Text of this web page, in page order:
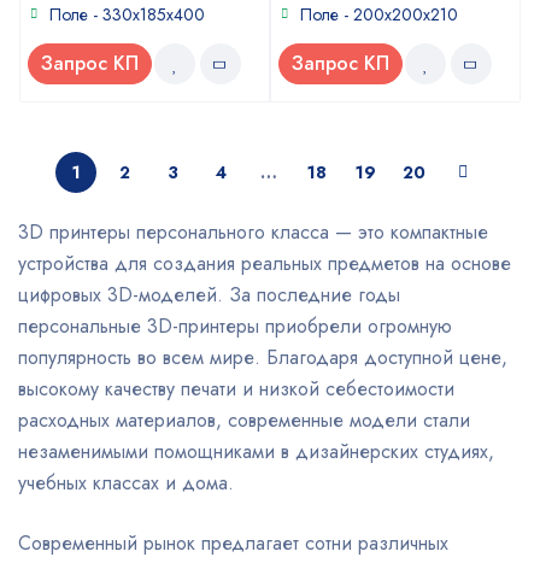
Поле - 330х185х400
Запрос КП
Поле - 200x200x210
Запрос КП
1 2 3 4 … 18 19 20
3D принтеры персонального класса — это компактные
устройства для создания реальных предметов на основе
цифровых 3D-моделей. За последние годы
персональные 3D-принтеры приобрели огромную
популярность во всем мире. Благодаря доступной цене,
высокому качеству печати и низкой себестоимости
расходных материалов, современные модели стали
незаменимыми помощниками в дизайнерских студиях,
учебных классах и дома.
Современный рынок предлагает сотни различных